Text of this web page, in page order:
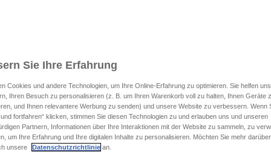
Sie Ihre Erfahrung
Cookies und andere Technologien, um Ihre Online-Erfahrung zu optimieren. Sie helfen
Ihren Besuch zu personalisieren (z. B. um Ihren Warenkorb voll zu halten, Ihnen Geräte
und Ihnen relevantere Werbung zu senden) und unsere Website zu verbessern. Wenn
fortfahren“ klicken, stimmen Sie diesen Technologien zu und erlauben uns und unseren
Partnern, Informationen über Ihre Interaktionen mit der Website zu sammeln, zu
um Ihre Erfahrung und Ihre digitalen Inhalte zu personalisieren. Möchten Sie mehr
unsere
Datenschutzrichtlinie an.